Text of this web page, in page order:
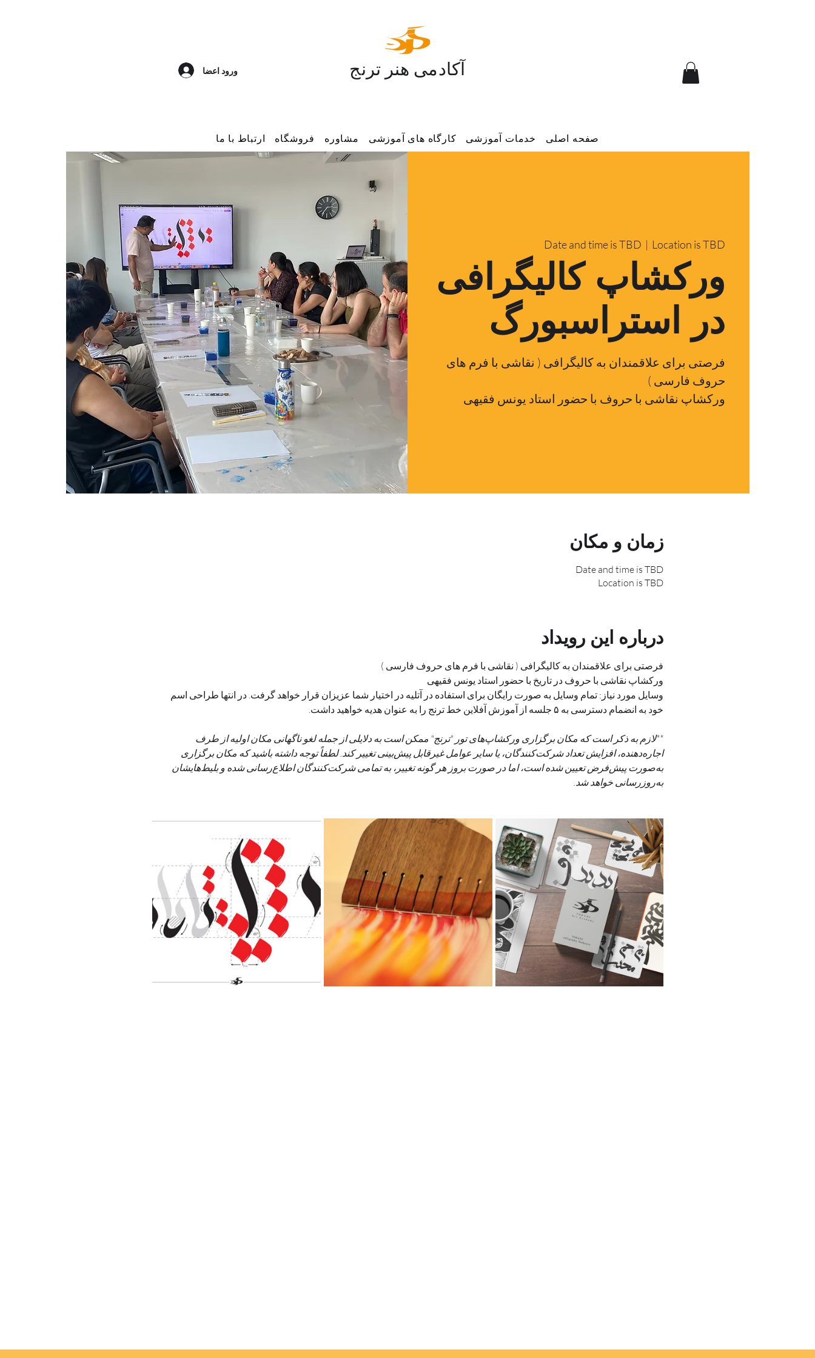
ورود اعضا آکادمی هنر ترنج
ارتباط با ما فروشگاه مشاوره کارگاه های آموزشی خدمات آموزشی صفحه اصلی
Date and time is TBD
  |
Location is TBD
ورکشاپ کالیگرافی
در استراسبورگ
فرصتی برای علاقمندان به کالیگرافی ( نقاشی با فرم های
ورکشاپ نقاشی با حروف با حضور استاد یونس فقیهی
زمان و مکان
Date and time is TBD
Location is TBD
درباره این رویداد
فرصتی برای علاقمندان به کالیگرافی ( نقاشی با فرم های حروف فارسی )
ورکشاپ نقاشی با حروف در تاریخ با حضور استاد یونس فقیهی
وسایل مورد نیاز: تمام وسایل به صورت رایگان برای استفاده در آتلیه در اختیار شما عزیزان قرار خواهد گرفت. در انتها طراحی اسم
خود به انضمام دسترسی به ۵ جلسه از آموزش آفلاین خط ترنج را به عنوان هدیه خواهید داشت.
**لازم به ذکر است که مکان برگزاری ورکشاپ‌های تور "ترنج" ممکن است به دلایلی از جمله لغو ناگهانی مکان اولیه از طرف
اجاره‌دهنده، افزایش تعداد شرکت‌کنندگان، یا سایر عوامل غیرقابل پیش‌بینی تغییر کند. لطفاً توجه داشته باشید که مکان برگزاری
به‌صورت پیش‌فرض تعیین شده است، اما در صورت بروز هر گونه تغییر، به تمامی شرکت‌کنندگان اطلاع‌رسانی شده و بلیط‌هایشان
به‌روزرسانی خواهد شد.